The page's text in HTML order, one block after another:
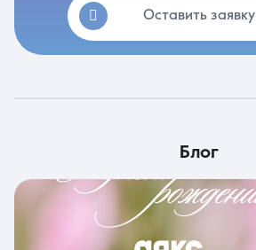
Оставить заявку
блог